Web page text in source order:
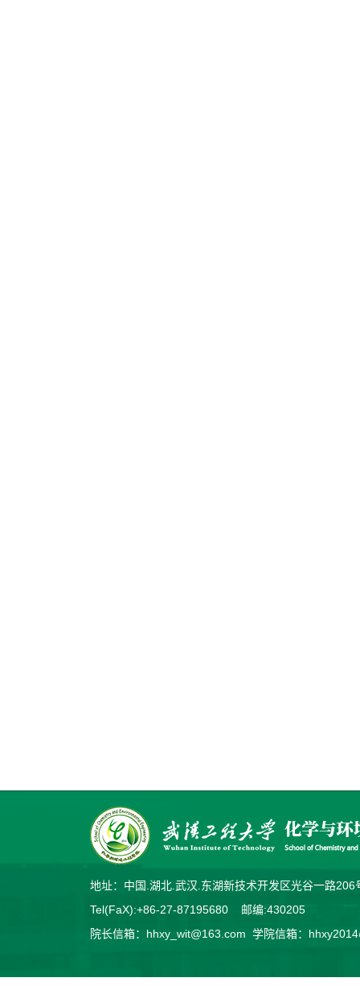
地址：中国.湖北.武汉.东湖新技术开发区光谷一路
Tel(FaX):+86-27-87195680 邮编:430205
院长信箱：hhxy_wit@163.com 学院信箱：